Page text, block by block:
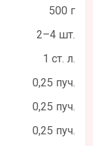
500 г
2–4 шт.
1 ст. л.
0,25 пуч.
0,25 пуч.
0,25 пуч.